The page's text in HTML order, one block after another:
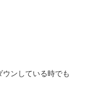
ウンしている時でも